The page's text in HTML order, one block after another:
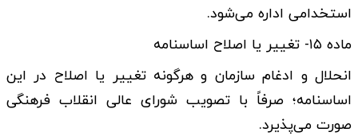
استخدامی اداره می‌­شود.
ماده ۱۵- تغییر یا اصلاح اساسنامه
انحلال و ادغام سازمان و هرگونه تغییر یا اصلاح در این
اساسنامه؛ صرفاً با تصویب شورای عالی انقلاب فرهنگی
صورت می­‌پذیرد.